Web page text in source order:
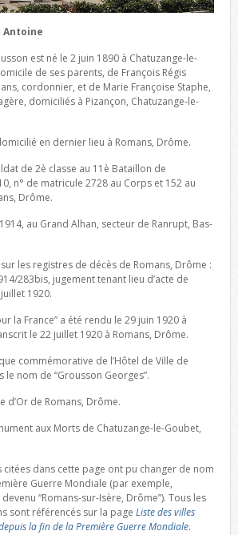
Antoine
est né le 2 juin 1890 à Chatuzange-le-
de ses parents, de François Régis
cordonnier, et de Marie Françoise Staphe,
domiciliés à Pizançon, Chatuzange-le-
en dernier lieu à Romans, Drôme.
de 2è classe au 11è Bataillon de
n° de matricule 2728 au Corps et 152 au
Drôme.
au Grand Alhan, secteur de Ranrupt, Bas-
les registres de décès de Romans, Drôme :
283bis, jugement tenant lieu d’acte de
1920.
la France” a été rendu le 29 juin 1920 à
le 22 juillet 1920 à Romans, Drôme.
commémorative de l’Hôtel de Ville de
le nom de “Grousson Georges”.
d’Or de Romans, Drôme.
aux Morts de Chatuzange-le-Goubet,
citées dans cette page ont pu changer de nom
Guerre Mondiale (par exemple,
“Romans-sur-Isère, Drôme”). Tous les
sont référencés sur la page Liste des villes
la fin de la Première Guerre Mondiale.